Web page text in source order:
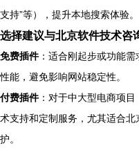
支持”等），提升本地搜索体验。
选择建议与北京软件技术咨
免费插件：适合刚起步或功能
性能，避免影响网站稳定性。
付费插件：对于中大型电商项
术支持和定制服务，尤其适合
护。